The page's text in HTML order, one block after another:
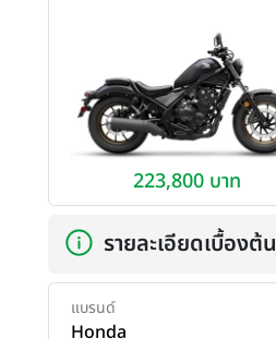
223,800 บาท
รายละเอียดเบื้องต้น
แบรนด์
Honda